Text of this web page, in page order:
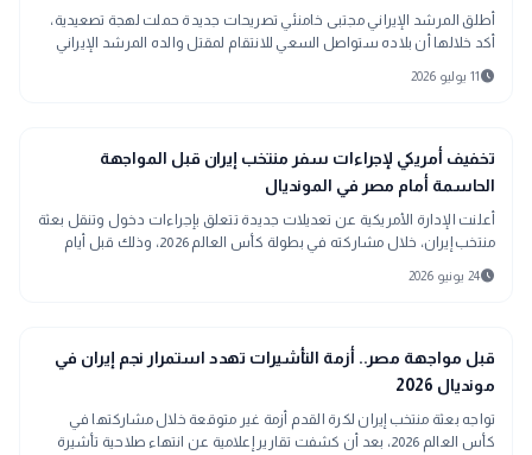
أطلق المرشد الإيراني مجتبى خامنئي تصريحات جديدة حملت لهجة تصعيدية،
أكد خلالها أن بلاده ستواصل السعي للانتقام لمقتل والده المرشد الإيراني
الراحل علي خامنئي، إلى جانب من سقطوا خلال المواجهات الأخيرة، مشددًا
على أن هذا الأمر يمثل، بحسب وصفه، مطلبًا شعبيًا لن يتم التراجع عنه مهما
schedule11 يوليو 2026
sports_soccer
رياضة
تخفيف أمريكي لإجراءات سفر منتخب إيران قبل المواجهة
الحاسمة أمام مصر في المونديال
أعلنت الإدارة الأمريكية عن تعديلات جديدة تتعلق بإجراءات دخول وتنقل بعثة
منتخب إيران، خلال مشاركته في بطولة كأس العالم 2026، وذلك قبل أيام
قليلة من المواجهة المرتقبة التي تجمع المنتخب الإيراني بنظيره المصري ضمن
منافسات دور المجموعات بالبطولة المقامة في الولايات المتحدة وكندا
schedule24 يونيو 2026
sports_soccer
رياضة
قبل مواجهة مصر.. أزمة التأشيرات تهدد استمرار نجم إيران في
مونديال 2026
تواجه بعثة منتخب إيران لكرة القدم أزمة غير متوقعة خلال مشاركتها في
كأس العالم 2026، بعد أن كشفت تقارير إعلامية عن انتهاء صلاحية تأشيرة